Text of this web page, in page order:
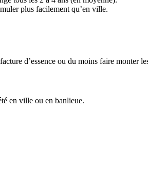
plus facilement qu’en ville.
d’essence ou du moins faire monter
en ville ou en banlieue.